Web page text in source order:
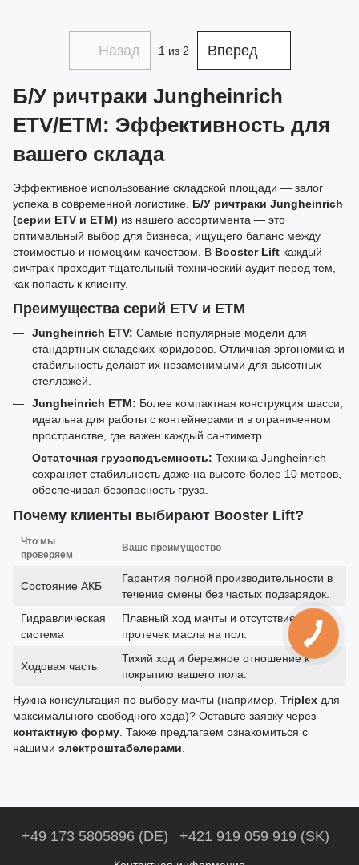
Назад 1 из 2 Вперед
Б/У ричтраки Jungheinrich
ETV/ETM: Эффективность для
вашего склада
Эффективное использование складской площади — залог
успеха в современной логистике. Б/У ричтраки Jungheinrich
(серии ETV и ETM) из нашего ассортимента — это
оптимальный выбор для бизнеса, ищущего баланс между
стоимостью и немецким качеством. В Booster Lift каждый
ричтрак проходит тщательный технический аудит перед тем,
как попасть к клиенту.
Преимущества серий ETV и ETM
Jungheinrich ETV: Самые популярные модели для
стандартных складских коридоров. Отличная эргономика и
стабильность делают их незаменимыми для высотных
стеллажей.
Jungheinrich ETM: Более компактная конструкция шасси,
идеальна для работы с контейнерами и в ограниченном
пространстве, где важен каждый сантиметр.
Остаточная грузоподъемность: Техника Jungheinrich
сохраняет стабильность даже на высоте более 10 метров,
обеспечивая безопасность груза.
Почему клиенты выбирают Booster Lift?
Что мы
проверяем
Ваше преимущество
Состояние АКБ
Гарантия полной производительности в
течение смены без частых подзарядок.
Гидравлическая
система
Плавный ход мачты и отсутствие
протечек масла на пол.
Ходовая часть
Тихий ход и бережное отношение к
покрытию вашего пола.
Нужна консультация по выбору мачты (например, Triplex для
максимального свободного хода)? Оставьте заявку через
контактную форму . Также предлагаем ознакомиться с
нашими электроштабелерами
+49 173 5805896 (DE) +421 919 059 919 (SK)